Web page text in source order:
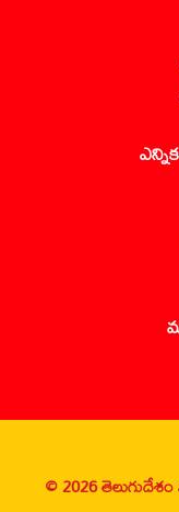
© 2026 తెలుగుదేశం